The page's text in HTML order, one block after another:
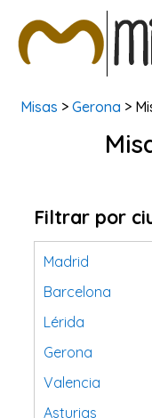
BUSCAR MISAS
Misas > Gerona >
Filtrar por
Madrid
Barcelona
Lérida
Gerona
Valencia
Asturias